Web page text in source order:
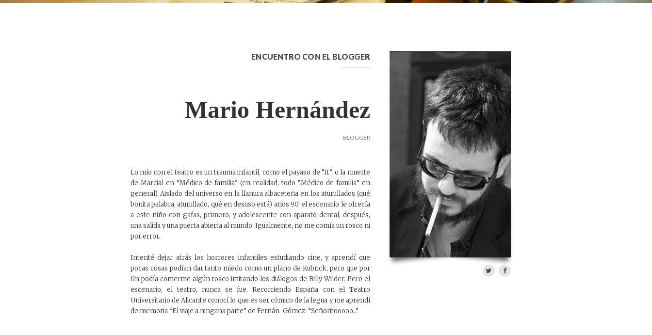
ENCUENTRO CON EL BLOGGER
Mario Hernández
BLOGGER
Lo mío con el teatro es un trauma infantil, como el payaso de “It”, o la muerte
de Marcial en “Médico de familia” (en realidad, todo “Médico de familia” en
general). Aislado del universo en la llanura albaceteña en los aturullados (qué
bonita palabra, aturullado, qué en desuso está) años 90, el escenario le ofrecía
a este niño con gafas, primero, y adolescente con aparato dental, después,
una salida y una puerta abierta al mundo. Igualmente, no me comía un rosco ni
por error.
Intenté dejar atrás los horrores infantiles estudiando cine, y aprendí que
pocas cosas podían dar tanto miedo como un plano de Kubrick, pero que por
fin podía comerme algún rosco imitando los diálogos de Billy Wilder. Pero el
escenario, el teatro, nunca se fue. Recorriendo España con el Teatro
Universitario de Alicante conocí lo que es ser cómico de la legua y me aprendí
de memoria “El viaje a ninguna parte” de Fernán-Gómez: “Señoritooooo…”